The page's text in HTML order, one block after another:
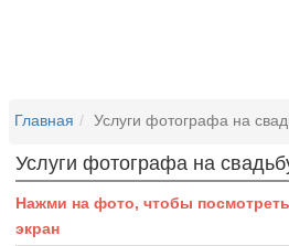
Главная Услуги фотографа на
Услуги фотографа на
Нажми на фото, чтобы
экран